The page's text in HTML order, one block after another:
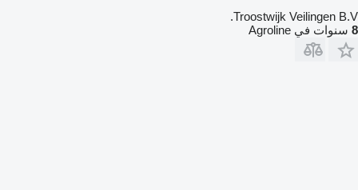
Troostwijk Veilingen B.V.
8 سنوات في Agroline